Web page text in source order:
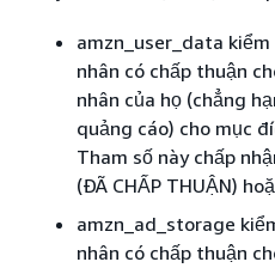
amzn_user_data
nhân có chấp thuận
nhân của họ (chẳng
quảng cáo) cho mục
Tham số này chấp
(ĐÃ CHẤP THUẬN)
amzn_ad_storage
nhân có chấp thuận